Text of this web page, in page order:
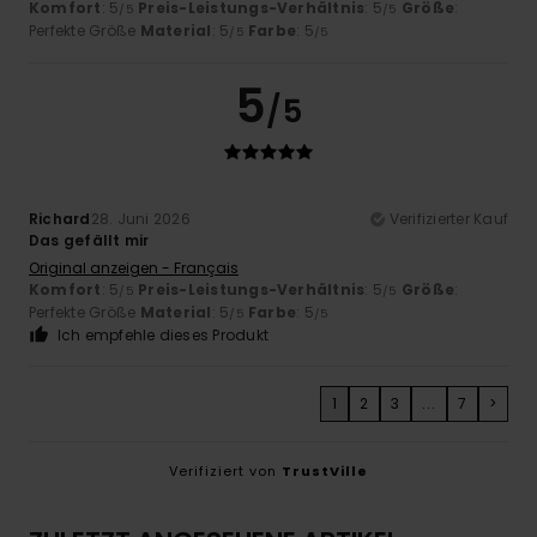
Komfort: 5/5 Preis-Leistungs-Verhältnis: 5/5 Größe:
Perfekte Größe Material: 5/5 Farbe: 5/5
5/5
Richard28. Juni 2026
Verifizierter Kauf
Das gefällt mir
Original anzeigen - Français
Komfort: 5/5 Preis-Leistungs-Verhältnis: 5/5 Größe:
Perfekte Größe Material: 5/5 Farbe: 5/5
Ich empfehle dieses Produkt
1 2 3 ... 7 >
Verifiziert von TrustVille